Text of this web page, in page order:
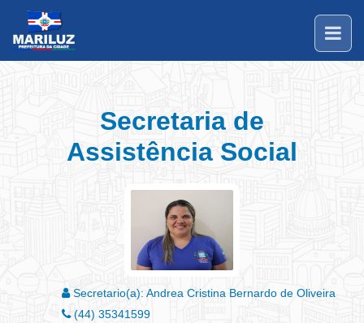
Secretaria de
Assistência Social
Secretario(a): Andrea Cristina Bernardo de Oliveira
(44) 35341599